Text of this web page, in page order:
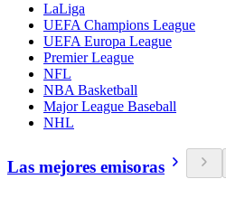
LaLiga
UEFA Champions League
UEFA Europa League
Premier League
NFL
NBA Basketball
Major League Baseball
NHL
Las mejores emisoras